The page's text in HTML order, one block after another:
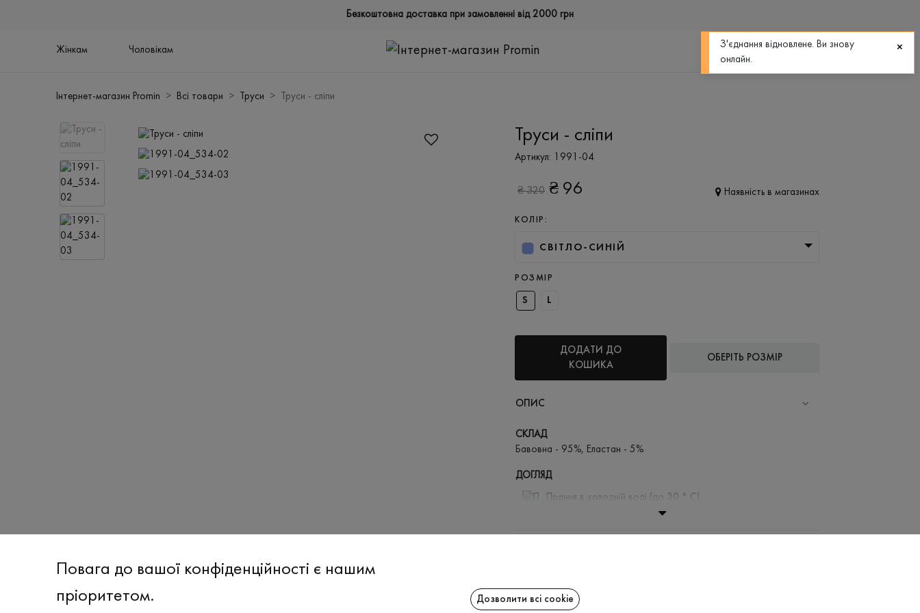
Безкоштовна доставка при замовленні від 2000 грн
Жінкам Чоловікам
0
Інтернет-магазин Promin Всі товари Труси Труси - сліпи
Труси - сліпи
Артикул: 1991-04
₴320 ₴ 96 Наявність в магазинах
КОЛІР:
СВІТЛО-СИНІЙ
РОЗМІР
S L
ДОДАТИ ДО
КОШИКА
ОБЕРІТЬ РОЗМІР
ОПИС
СКЛАД
Бавовна - 95%, Еластан - 5%
ДОГЛЯД
Прання в холодній воді (до 30 ° C)
Повага до вашої конфіденційності є нашим
пріоритетом.
Дозволити всі cookie
З'єднання відновлене. Ви знову
онлайн.